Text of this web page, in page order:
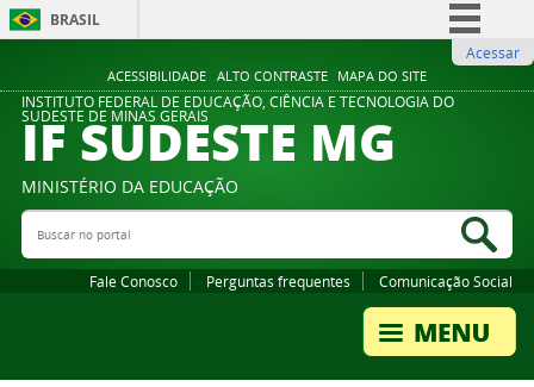
ACESSIBILIDADE ALTO CONTRASTE MAPA DO SITE
BRASIL
Comunica BR
Participe
Legislação
Acessar
INSTITUTO FEDERAL DE EDUCAÇÃO, CIÊNCIA E TECNOLOGIA DO
SUDESTE DE MINAS GERAIS
IF SUDESTE MG
MINISTÉRIO DA EDUCAÇÃO
Buscar no portal
Fale Conosco Perguntas frequentes Comunicação Social